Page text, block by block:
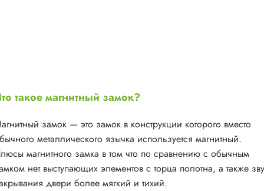
такое магнитный замок?
замок — это замок в конструкции которого вместо
металлического язычка используется магнитный.
магнитного замка в том что по сравнению с обычным
нет выступающих элементов с торца полотна, а также
двери более мягкий и тихий.